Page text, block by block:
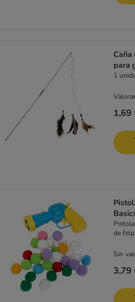
para
1
1,69
de
3,79
Sin